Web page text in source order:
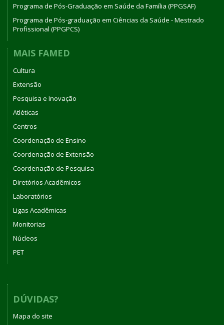
Programa de Pós-Graduação em Saúde da Família (PPGSAF)
Programa de Pós-graduação em Ciências da Saúde - Mestrado
Profissional (PPGPCS)
MAIS FAMED
Cultura
Extensão
Pesquisa e Inovação
Atléticas
Centros
Coordenação de Ensino
Coordenação de Extensão
Coordenação de Pesquisa
Diretórios Acadêmicos
Laboratórios
Ligas Acadêmicas
Monitorias
Núcleos
PET
DÚVIDAS?
Mapa do site